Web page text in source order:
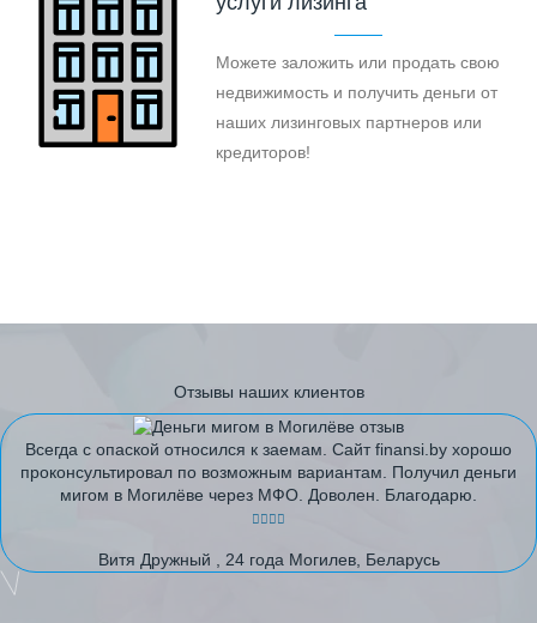
Можете заложить или продать свою
недвижимость и получить деньги от
наших лизинговых партнеров или
кредиторов!
Отзывы наших клиентов
Всегда с опаской относился к заемам. Сайт finansi.by хорошо
проконсультировал по возможным вариантам. Получил деньги
мигом в Могилёве через МФО. Доволен. Благодарю.
Витя Дружный , 24 года Могилев, Беларусь